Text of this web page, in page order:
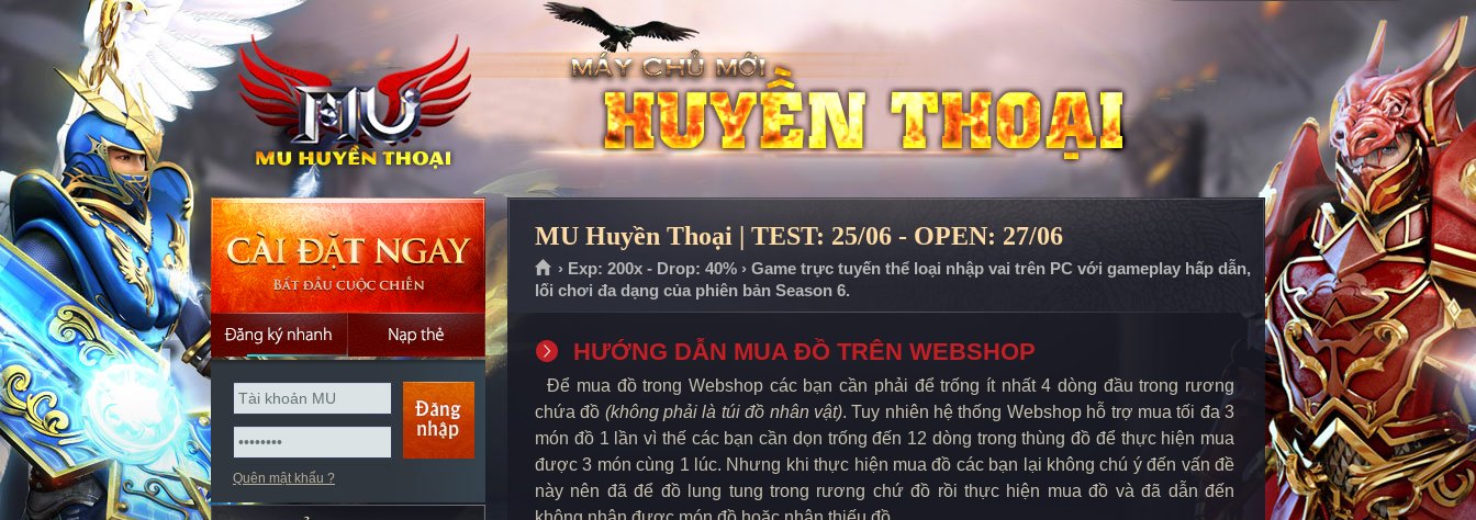
Quên mật khẩu ?
MU Huyền Thoại | TEST: 25/06 - OPEN: 27/06
› Exp: 200x - Drop: 40% › Game trực tuyến thể loại nhập vai trên PC với gameplay hấp dẫn,
lối chơi đa dạng của phiên bản Season 6.
HƯỚNG DẪN MUA ĐỒ TRÊN WEBSHOP
Để mua đồ trong Webshop các bạn cần phải để trống ít nhất 4 dòng đầu trong rương
chứa đồ (không phải là túi đồ nhân vật). Tuy nhiên hệ thống Webshop hỗ trợ mua tối đa 3
món đồ 1 lần vì thế các bạn cần dọn trống đến 12 dòng trong thùng đồ để thực hiện mua
được 3 món cùng 1 lúc. Nhưng khi thực hiện mua đồ các bạn lại không chú ý đến vấn đề
này nên đã để đồ lung tung trong rương chứ đồ rồi thực hiện mua đồ và đã dẫn đến